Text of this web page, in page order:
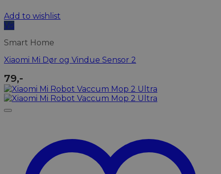
Add to wishlist
Vis
Smart Home
Xiaomi Mi Dør og Vindue Sensor 2
79,-